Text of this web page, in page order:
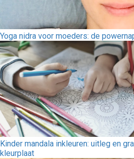
Yoga nidra voor moeders: de
Kinder mandala inkleuren: uitleg en
kleurplaat